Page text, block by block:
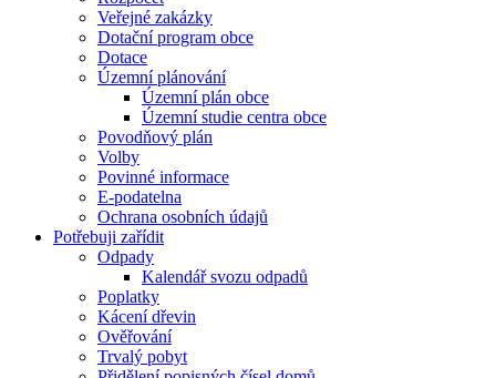
Veřejné zakázky
Dotační program obce
Dotace
Územní plánování
Územní plán obce
Územní studie centra obce
Povodňový plán
Volby
Povinné informace
E-podatelna
Ochrana osobních údajů
Potřebuji zařídit
Odpady
Kalendář svozu odpadů
Poplatky
Kácení dřevin
Ověřování
Trvalý pobyt